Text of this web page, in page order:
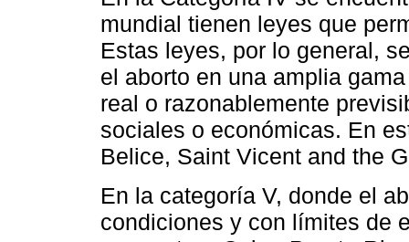
mundial tienen leyes que
Estas leyes, por lo general,
el aborto en una amplia
real o razonablemente
sociales o económicas. En
Belice, Saint Vicent and the
En la categoría V, donde el
condiciones y con límites de